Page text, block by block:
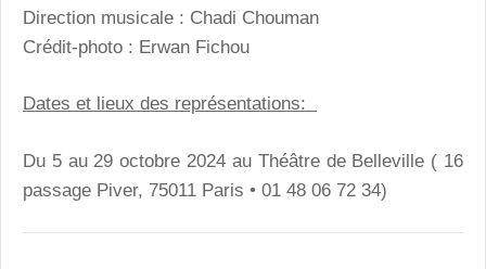
Direction musicale : Chadi Chouman
Crédit-photo : Erwan Fichou
Dates et lieux des représentations:
Du 5 au 29 octobre 2024 au Théâtre de Belleville ( 16
passage Piver, 75011 Paris • 01 48 06 72 34)